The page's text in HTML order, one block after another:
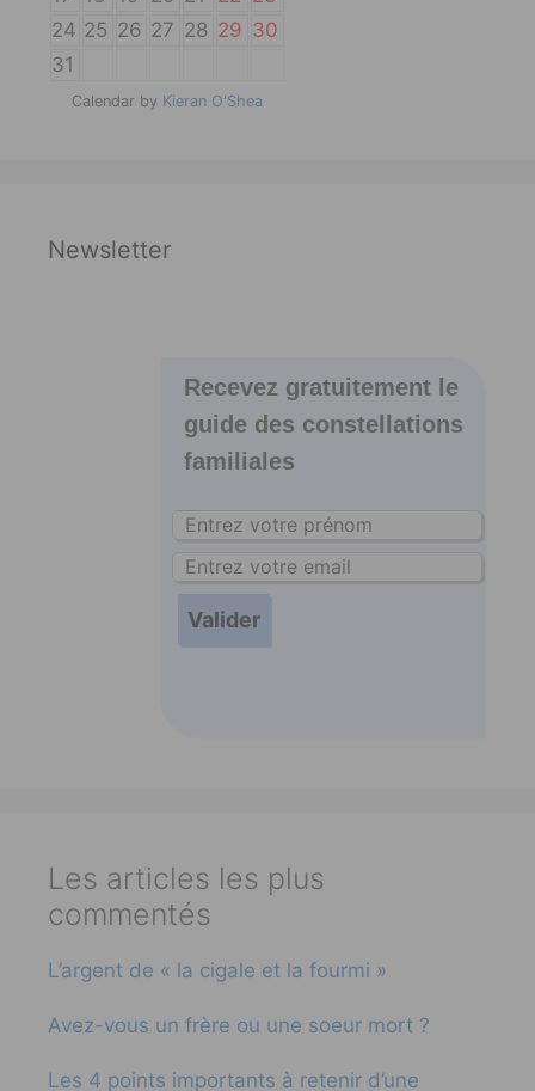
24 25 26 27 28 29 30
31
Calendar by Kieran O'Shea
Newsletter
Recevez gratuitement le
guide des constellations
familiales
Les articles les plus
commentés
L’argent de « la cigale et la fourmi »
Avez-vous un frère ou une soeur mort ?
Les 4 points importants à retenir d’une